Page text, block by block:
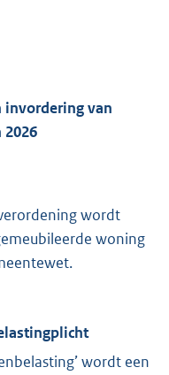
invordering van
wordt
woning
wordt een